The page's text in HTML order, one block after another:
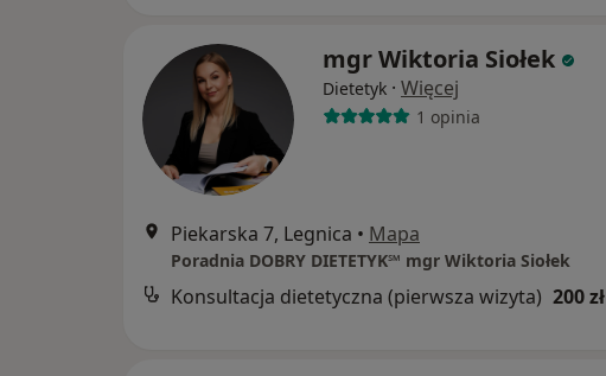
mgr Wiktoria Siołek
Dietetyk · Więcej
1 opinia
Piekarska 7, Legnica • Mapa
Poradnia DOBRY DIETETYK℠ mgr Wiktoria Siołek
Konsultacja dietetyczna (pierwsza wizyta) 200 zł